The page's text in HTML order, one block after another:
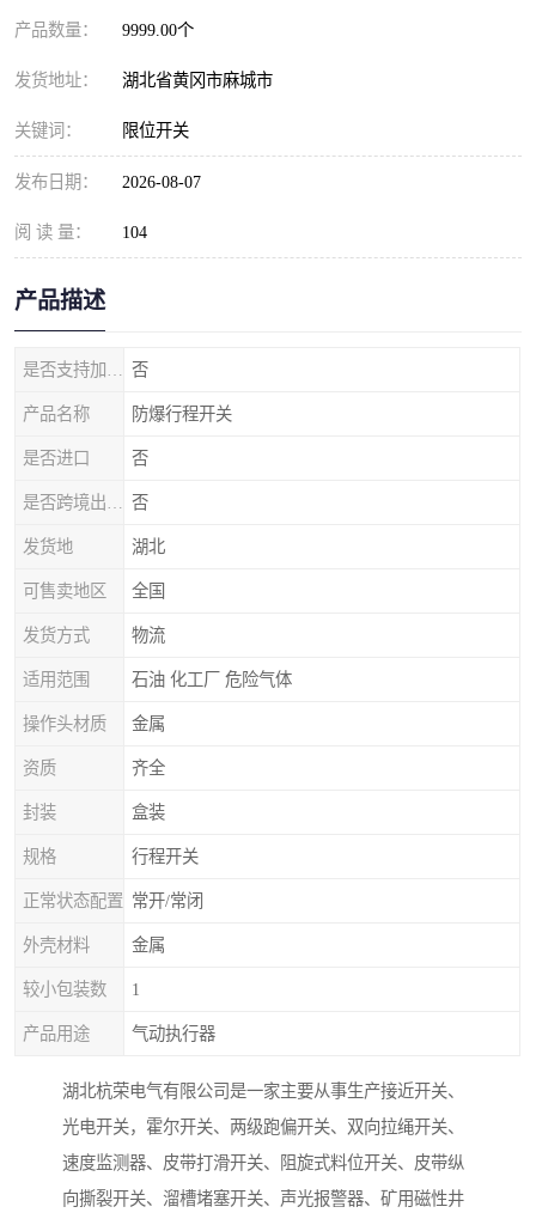
产品数量： 9999.00个
发货地址： 湖北省黄冈市麻城市
关键词： 限位开关
发布日期： 2026-08-07
阅 读 量： 104
产品描述
否
产品名称 防爆行程开关
是否进口 否
否
发货地 湖北
可售卖地区 全国
发货方式 物流
适用范围 石油 化工厂 危险气体
操作头材质 金属
资质 齐全
封装 盒装
规格 行程开关
正常状态配置 常开/常闭
外壳材料 金属
较小包装数 1
产品用途 气动执行器
湖北杭荣电气有限公司是一家主要从事生产接近开关、
光电开关，霍尔开关、两级跑偏开关、双向拉绳开关、
速度监测器、皮带打滑开关、阻旋式料位开关、皮带纵
向撕裂开关、溜槽堵塞开关、声光报警器、矿用磁性井
微电脑超速开关